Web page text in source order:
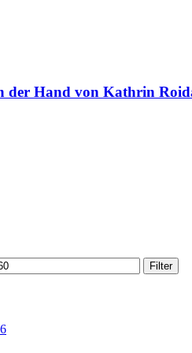
der Hand von Kathrin
Filter